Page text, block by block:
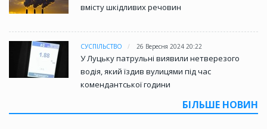
вмісту шкідливих речовин
СУСПІЛЬСТВО 26 Вересня 2024 20:22
У Луцьку патрульні виявили нетверезого
водія, який їздив вулицями під час
комендантської години
БІЛЬШЕ НОВИН